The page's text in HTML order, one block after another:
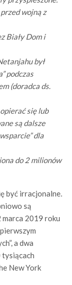
wojną z
Biały Dom i
był
podczas
(doradca ds.
się lub
są dalsze
dla
do 2 milionów
być irracjonalne.
są
2019 roku
a dwa
tysiącach
New York